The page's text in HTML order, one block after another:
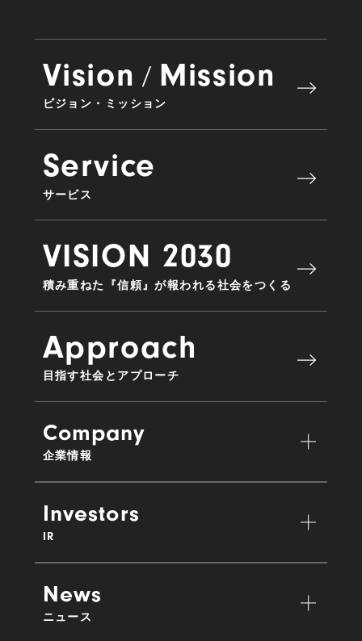
Vision / Mission
ビジョン・ミッション
Service
サービス
VISION 2030
積み重ねた『信頼』が報われる社会をつくる
Approach
目指す社会とアプローチ
Company
企業情報
Investors
IR
News
ニュース